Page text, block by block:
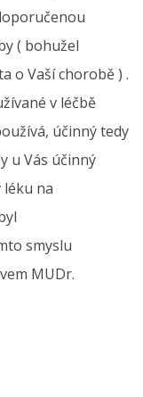
( bohužel
o Vaší chorobě ) .
v léčbě
účinný tedy
u Vás účinný
léku na
smyslu
MUDr.